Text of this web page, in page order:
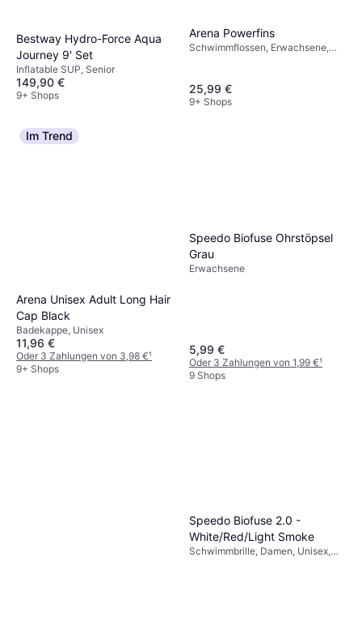
Bestway Hydro-Force Aqua
Journey 9' Set
Inflatable SUP, Senior
149,90 €
9+ Shops
Arena Powerfins
Schwimmflossen, Erwachsene,
25,99 €
9+ Shops
Im Trend
Arena Unisex Adult Long Hair
Cap Black
Badekappe, Unisex
11,96 €
Oder 3 Zahlungen von 3,98 €¹
9+ Shops
Speedo Biofuse Ohrstöpsel
Grau
Erwachsene
5,99 €
Oder 3 Zahlungen von 1,99 €¹
9 Shops
Speedo Biofuse 2.0 -
White/Red/Light Smoke
Schwimmbrille, Damen, Unisex,